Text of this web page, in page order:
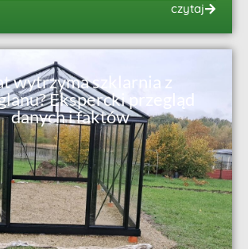
czytaj
wytrzyma szklarnia z
Ekspercki przegląd
danych i faktów